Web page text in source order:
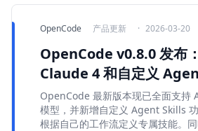
OpenCode 产品更新 · 2026-03-20
OpenCode v0.8.0 发布
Claude 4 和自定义
OpenCode 最新版本现已全面支
模型，并新增自定义 Agent Skills
根据自己的工作流定义专属技能。